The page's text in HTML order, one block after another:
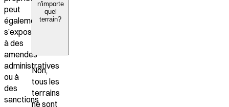
peut
également
s’exposer
à des
amendes
administratives
ou à
des
sanctions
n'importe
quel
terrain?
Non,
tous les
terrains
ne sont